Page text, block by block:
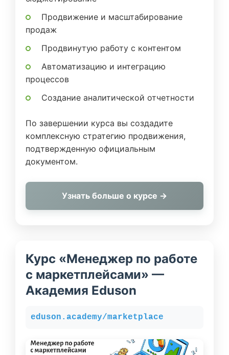
Продвижение и масштабирование
продаж
Продвинутую работу с контентом
Автоматизацию и интеграцию
процессов
Создание аналитической отчетности
По завершении курса вы создадите
комплексную стратегию продвижения,
подтвержденную официальным
документом.
Узнать больше о курсе →
Курс «Менеджер по работе
с маркетплейсами» —
Академия Eduson
eduson.academy/marketplace